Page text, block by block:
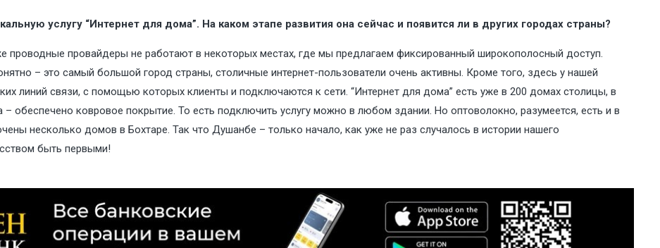
услугу “Интернет для дома”. На каком этапе развития она сейчас и появится ли в других городах страны?
проводные провайдеры не работают в некоторых местах, где мы предлагаем фиксированный широкополосный доступ.
– это самый большой город страны, столичные интернет-пользователи очень активны. Кроме того, здесь у нашей
линий связи, с помощью которых клиенты и подключаются к сети. “Интернет для дома” есть уже в 200 домах столицы, в
обеспечено ковровое покрытие. То есть подключить услугу можно в любом здании. Но оптоволокно, разумеется, есть и в
несколько домов в Бохтаре. Так что Душанбе – только начало, как уже не раз случалось в истории нашего
быть первыми!